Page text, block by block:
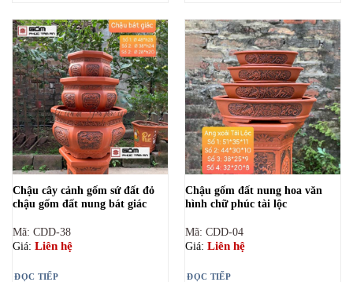
Chậu cây cảnh gốm sứ đất đỏ
chậu gốm đất nung bát giác
Mã: CDD-38
Giá: Liên hệ
ĐỌC TIẾP
Chậu gốm đất nung hoa văn
hình chữ phúc tài lộc
Mã: CDD-04
Giá: Liên hệ
ĐỌC TIẾP